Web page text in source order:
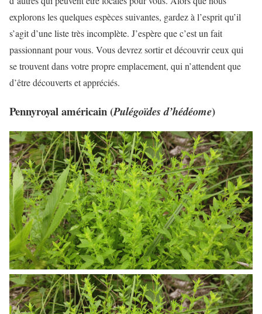
explorons les quelques espèces suivantes, gardez à l’esprit qu’il
s’agit d’une liste très incomplète. J’espère que c’est un fait
passionnant pour vous. Vous devrez sortir et découvrir ceux qui
se trouvent dans votre propre emplacement, qui n’attendent que
d’être découverts et appréciés.
Pennyroyal américain (Pulégoïdes d’hédéome)